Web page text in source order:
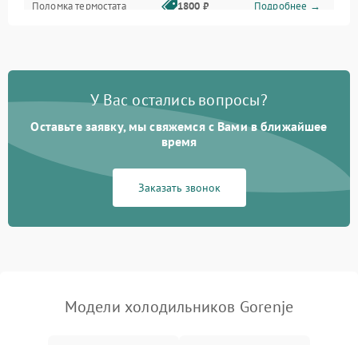
Поломка термостата 1800 ₽ Подробнее →
Образование конденсата
1800 ₽ Подробнее →
Сбой в работе инвертора
работе
2000 ₽ Подробнее →
У Вас остались вопросы?
Оставьте заявку, мы свяжемся с Вами в ближайшее
время
Заказать звонок
Модели холодильников Gorenje